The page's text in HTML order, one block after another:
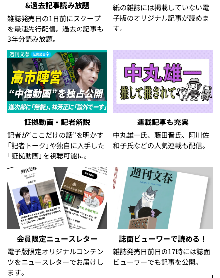
&過去記事読み放題
雑誌発売日の1日前にスクープ
を最速先行配信。過去の記事も
3年分読み放題。
紙の雑誌には掲載していない電
子版のオリジナル記事が読めま
す。
証拠動画・記者解説
記者が“ここだけの話”を明かす
「記者トーク」や独自に入手した
「証拠動画」を視聴可能に。
連載記事も充実
中丸雄一氏、藤田晋氏、阿川佐
和子氏などの人気連載も配信。
会員限定ニュースレター
電子版限定オリジナルコンテン
ツをニュースレターでお届けし
ます。
誌面ビューワーで読める！
雑誌発売日前日の17時には誌面
ビューワーでも記事を公開。